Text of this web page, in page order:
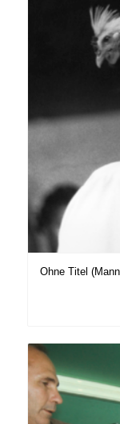
Ohne Titel